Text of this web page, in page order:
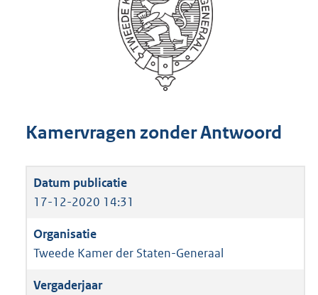
Kamervragen zonder Antwoord
17-12-2020 14:31
Tweede Kamer der Staten-Generaal